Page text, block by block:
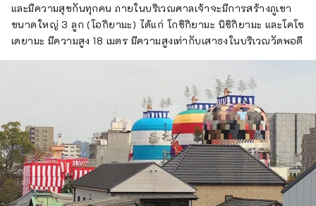
และมีความสุขกันทุกคน ภายในบริเวณศาลเจ้าจะมีการสร้างภูเขา
ขนาดใหญ่ 3 ลูก (โอกิยามะ) ได้แก่ โกชิกิยามะ นิชิกิยามะ และโคโซ
เดยามะ มีความสูง 18 เมตร มีความสูงเท่ากับเสาธงในบริเวณวัดพอดี